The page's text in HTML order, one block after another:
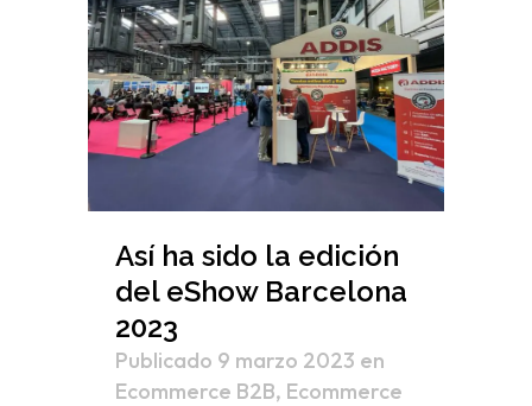
Así ha sido la edición
del eShow Barcelona
2023
Publicado 9 marzo 2023 en
Ecommerce B2B, Ecommerce